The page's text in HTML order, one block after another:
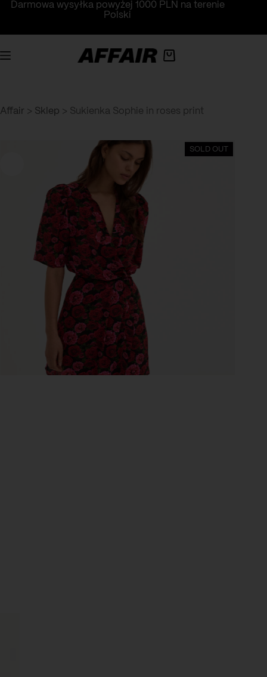
PrzejdźDarmowa wysyłka powyżej 1000 PLN na terenie
Polski
Koszyk
Affair > Sklep > Sukienka Sophie in roses print
SOLD OUT